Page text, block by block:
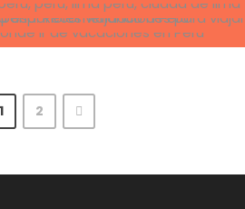
de 2023
admin
1 2